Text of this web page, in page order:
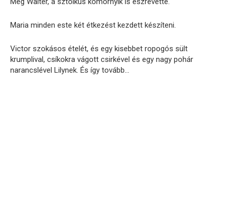
Maria minden este két étkezést kezdett készíteni.
Victor szokásos ételét, és egy kisebbet ropogós sült
krumplival, csíkokra vágott csirkével és egy nagy pohár
narancslével Lilynek. És így tovább…